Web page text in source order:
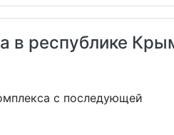
в республике
с последующей